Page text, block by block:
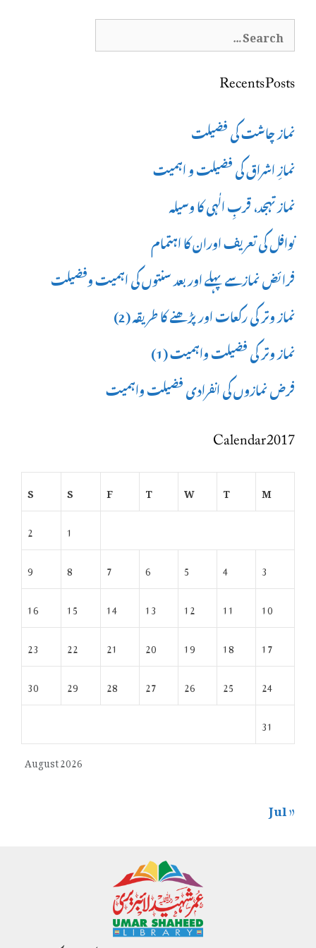
Search
Recents Posts
نماز چاشت کی فضیلت
نمازِ اشراق کی فضیلت و اہمیت
نماز تہجد، قربِ الٰہی کا وسیلہ
نوافل کی تعریف اوران کا اہتمام
فرائض نمازسے پہلے اور بعد سنتوں کی اہمیت وفضیلت
نماز وتر کی رکعات اور پڑھنے کا طریقہ (2)
نماز وتر کی فضیلت واہمیت (1)
فرض نمازوں کی انفرادی فضیلت واہمیت
Calendar 2017
August 2026
M
T
W
T
F
S
S
1
2
3
4
5
6
7
8
9
10
11
12
13
14
15
16
17
18
19
20
21
22
23
24
25
26
27
28
29
30
31
« Jul